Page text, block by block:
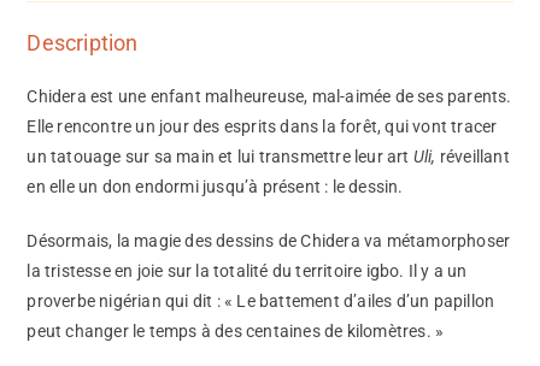
Description
Chidera est une enfant malheureuse, mal-aimée de ses parents.
Elle rencontre un jour des esprits dans la forêt, qui vont tracer
un tatouage sur sa main et lui transmettre leur art Uli, réveillant
en elle un don endormi jusqu’à présent : le dessin.
Désormais, la magie des dessins de Chidera va métamorphoser
la tristesse en joie sur la totalité du territoire igbo. Il y a un
proverbe nigérian qui dit : « Le battement d’ailes d’un papillon
peut changer le temps à des centaines de kilomètres. »